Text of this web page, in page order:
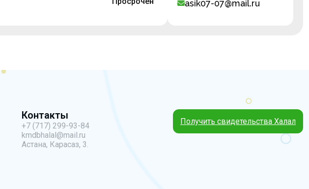
asik07-07@mail.ru
Контакты
+7 (717) 299-93-84
kmdbhalal@mail.ru
Астана, Карасаз, 3.
Получить свидетельства Халал